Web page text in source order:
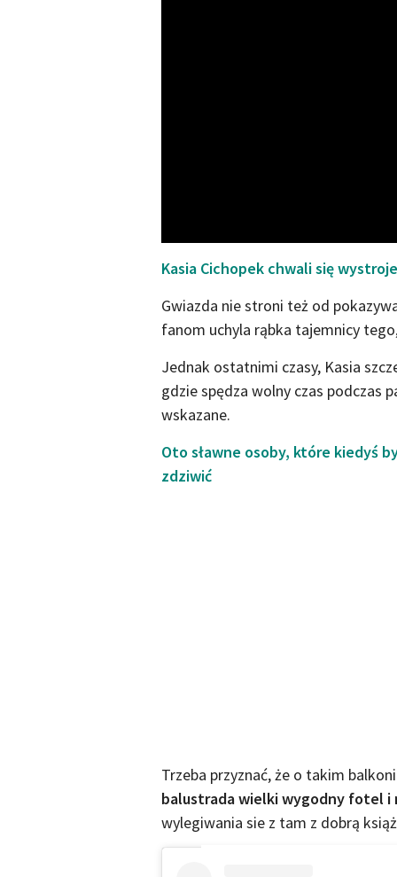
Kasia Cichopek chwali się
Gwiazda nie stroni też od
fanom uchyla rąbka tajemnicy
Jednak ostatnimi czasy, Kasia
gdzie spędza wolny czas podczas
wskazane.
Oto sławne osoby, które kiedyś
zdziwić
Trzeba przyznać, że o takim
balustrada wielki wygodny fotel
wylegiwania sie z tam z dobrą